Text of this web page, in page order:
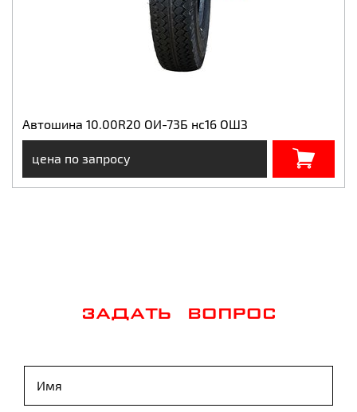
Автошина 10.00R20 ОИ-73Б нс16 ОШЗ
цена по запросу
ЗАДАТЬ ВОПРОС